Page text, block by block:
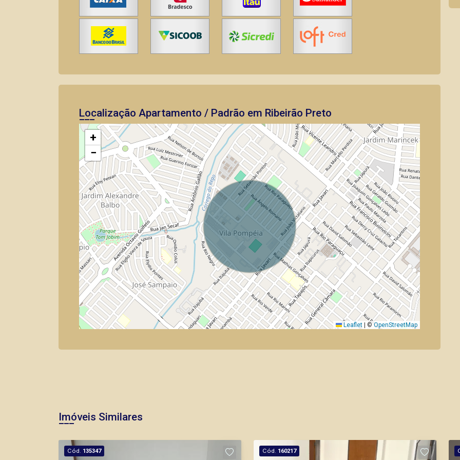
Localização Apartamento / Padrão em Ribeirão Preto
+
−
Leaflet ©OpenStreetMap
Imóveis Similares
Cód. 135347 Cód. 160217